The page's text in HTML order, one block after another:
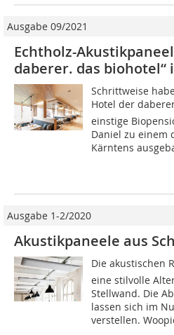
Ausgabe 09/2021
Echtholz-
daberer. das biohotel“
Schrittweise
Hotel der
einstige
Daniel zu einem
Kärntens
Ausgabe 1-2/2020
Akustikpaneele aus
Die akustischen
eine stilvolle
Stellwand. Die
lassen sich im
verstellen.